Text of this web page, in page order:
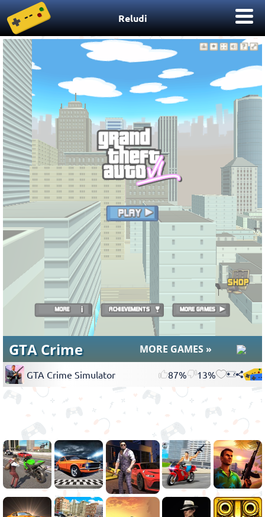
Reludi
GTA Crime Simulator 87% 13%